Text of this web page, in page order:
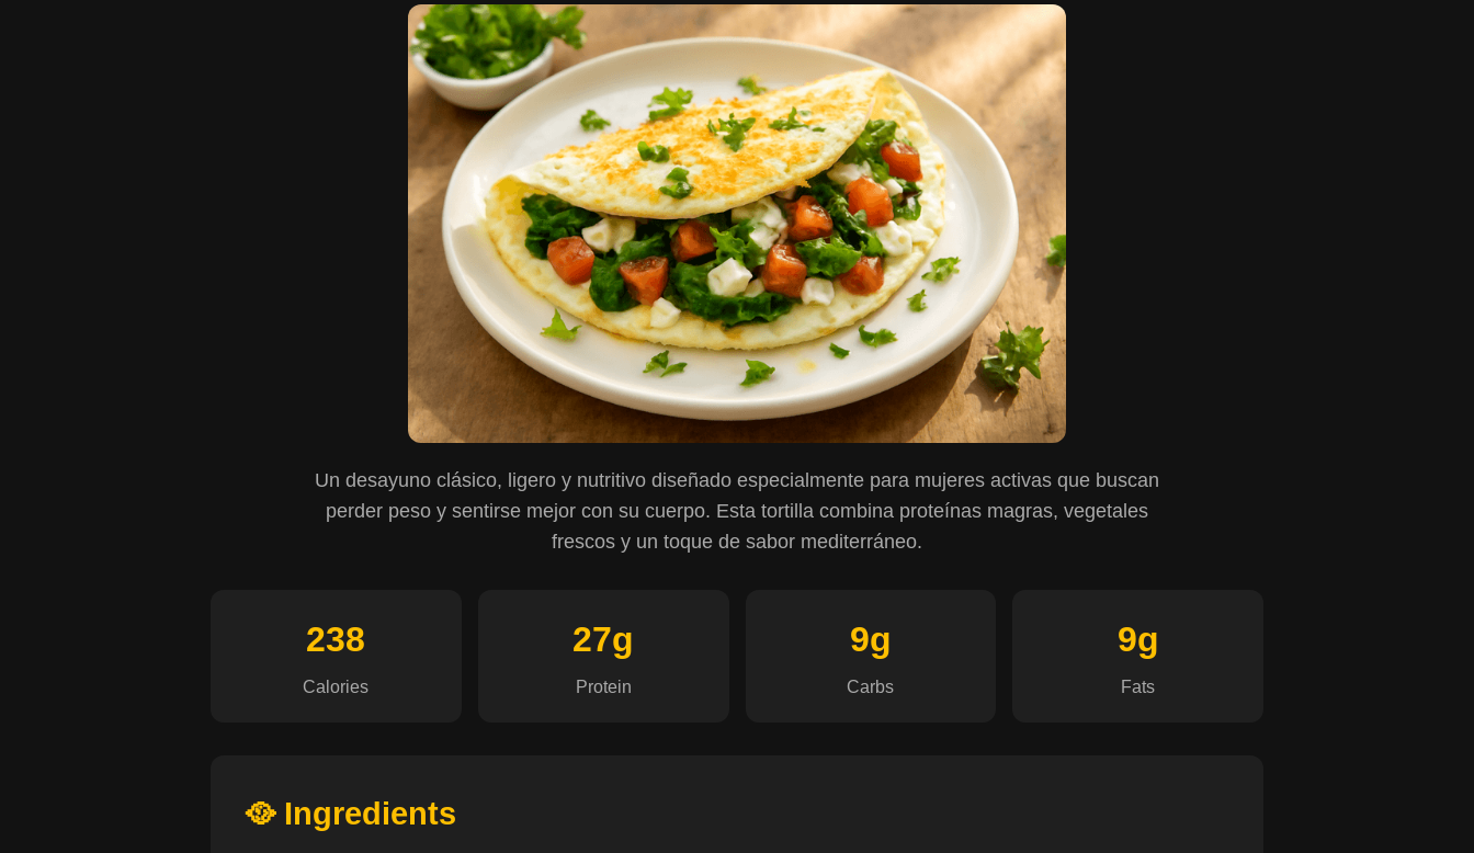
Un desayuno clásico, ligero y nutritivo diseñado especialmente para mujeres activas que buscan
perder peso y sentirse mejor con su cuerpo. Esta tortilla combina proteínas magras, vegetales
frescos y un toque de sabor mediterráneo.
238
Calories
27g
Protein
9g
Carbs
9g
Fats
🥘 Ingredients